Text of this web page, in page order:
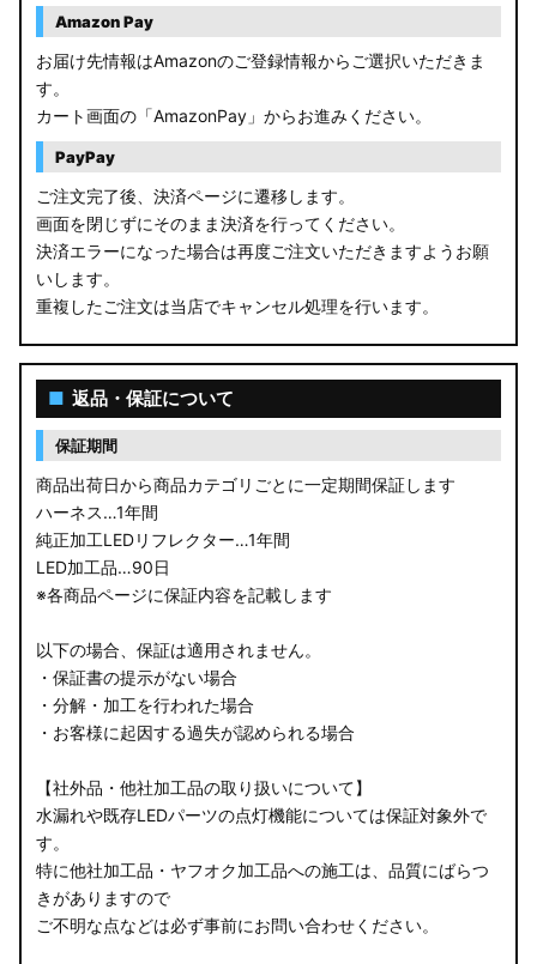
Amazon Pay
お届け先情報はAmazonのご登録情報からご選択いただきま
す。
カート画面の「AmazonPay」からお進みください。
PayPay
ご注文完了後、決済ページに遷移します。
画面を閉じずにそのまま決済を行ってください。
決済エラーになった場合は再度ご注文いただきますようお願
いします。
重複したご注文は当店でキャンセル処理を行います。
■ 返品・保証について
保証期間
商品出荷日から商品カテゴリごとに一定期間保証します
ハーネス…1年間
純正加工LEDリフレクター…1年間
LED加工品…90日
※各商品ページに保証内容を記載します
以下の場合、保証は適用されません。
・保証書の提示がない場合
・分解・加工を行われた場合
・お客様に起因する過失が認められる場合
【社外品・他社加工品の取り扱いについて】
水漏れや既存LEDパーツの点灯機能については保証対象外で
す。
特に他社加工品・ヤフオク加工品への施工は、品質にばらつ
きがありますので
ご不明な点などは必ず事前にお問い合わせください。